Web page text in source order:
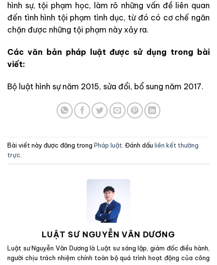
hình sự, tội phạm học, làm rõ những vấn đề liên quan
đến tình hình tội phạm tình dục, từ đó có cơ chế ngăn
chặn được những tội phạm này xảy ra.
Các văn bản pháp luật được sử dụng trong bài
viết:
Bộ luật hình sự năm 2015, sửa đổi, bổ sung năm 2017.
Bài viết này được đăng trong Pháp luật . Đánh dấu liên kết thường
trực
LUẬT SƯ NGUYỄN VĂN DƯƠNG
Luật sư Nguyễn Văn Dương là Luật sư sáng lập, giám đốc điều hành,
người chịu trách nhiệm chính toàn bộ quá trình hoạt động của công